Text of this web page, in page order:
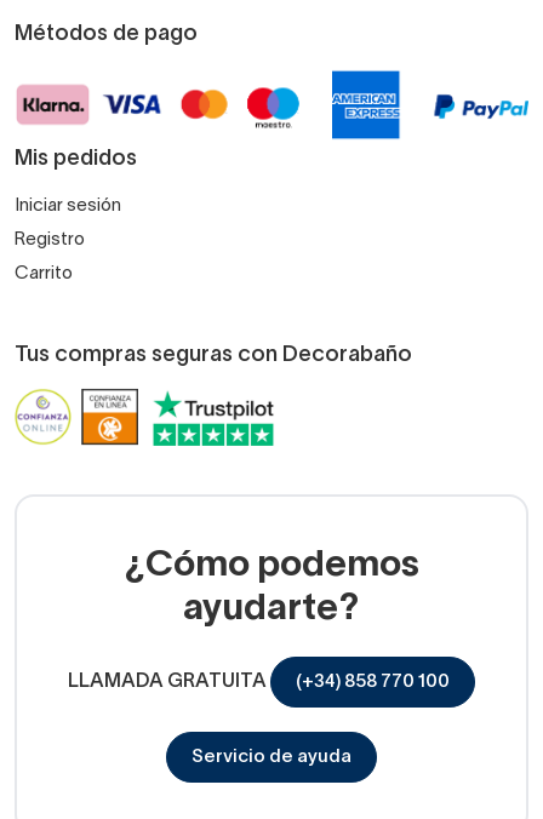
Métodos de pago
Mis pedidos
Iniciar sesión
Registro
Carrito
Tus compras seguras con Decorabaño
¿Cómo podemos
ayudarte?
LLAMADA GRATUITA (+34) 858 770 100
Servicio de ayuda